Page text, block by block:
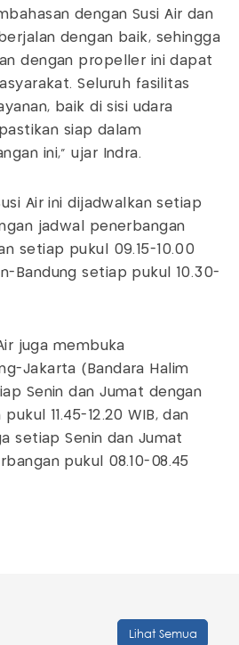
dengan Susi Air dan
dengan baik, sehingga
dengan propeller ini dapat
Seluruh fasilitas
baik di sisi udara
siap dalam
ini,” ujar Indra.
Air ini dijadwalkan setiap
jadwal penerbangan
setiap pukul 09.15-10.00
Bandung setiap pukul 10.30-
juga membuka
Jakarta (Bandara Halim
Senin dan Jumat dengan
11.45-12.20 WIB, dan
setiap Senin dan Jumat
pukul 08.10-08.45
Lihat Semua